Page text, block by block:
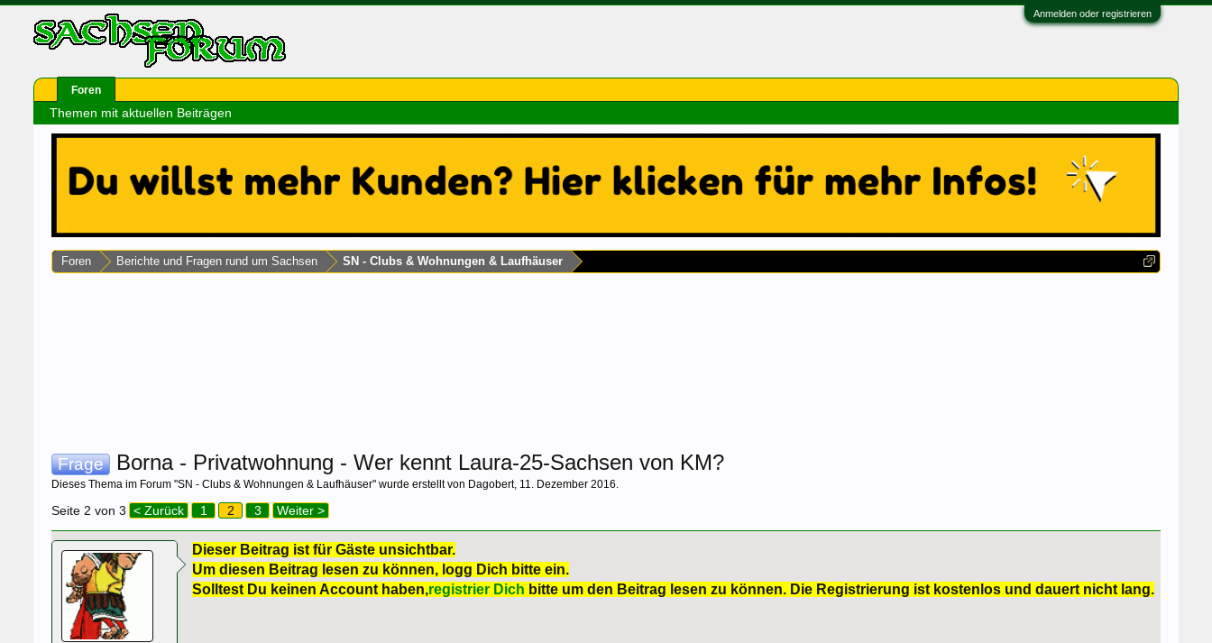
Anmelden oder registrieren
Foren Berichte und Fragen rund um Sachsen SN - Clubs & Wohnungen & Laufhäuser
Frage Borna - Privatwohnung - Wer kennt Laura-25-Sachsen von KM?
Dieses Thema im Forum "SN - Clubs & Wohnungen & Laufhäuser" wurde erstellt von Dagobert, 11. Dezember 2016.
Seite 2 von 3 < Zurück 1 2 3 Weiter >
Dieser Beitrag ist für Gäste unsichtbar.
Um diesen Beitrag lesen zu können, logg Dich bitte ein.
Solltest Du keinen Account haben,registrier Dich bitte um den Beitrag lesen zu können. Die Registrierung ist kostenlos und dauert nicht lang.
Foren
Themen mit aktuellen Beiträgen